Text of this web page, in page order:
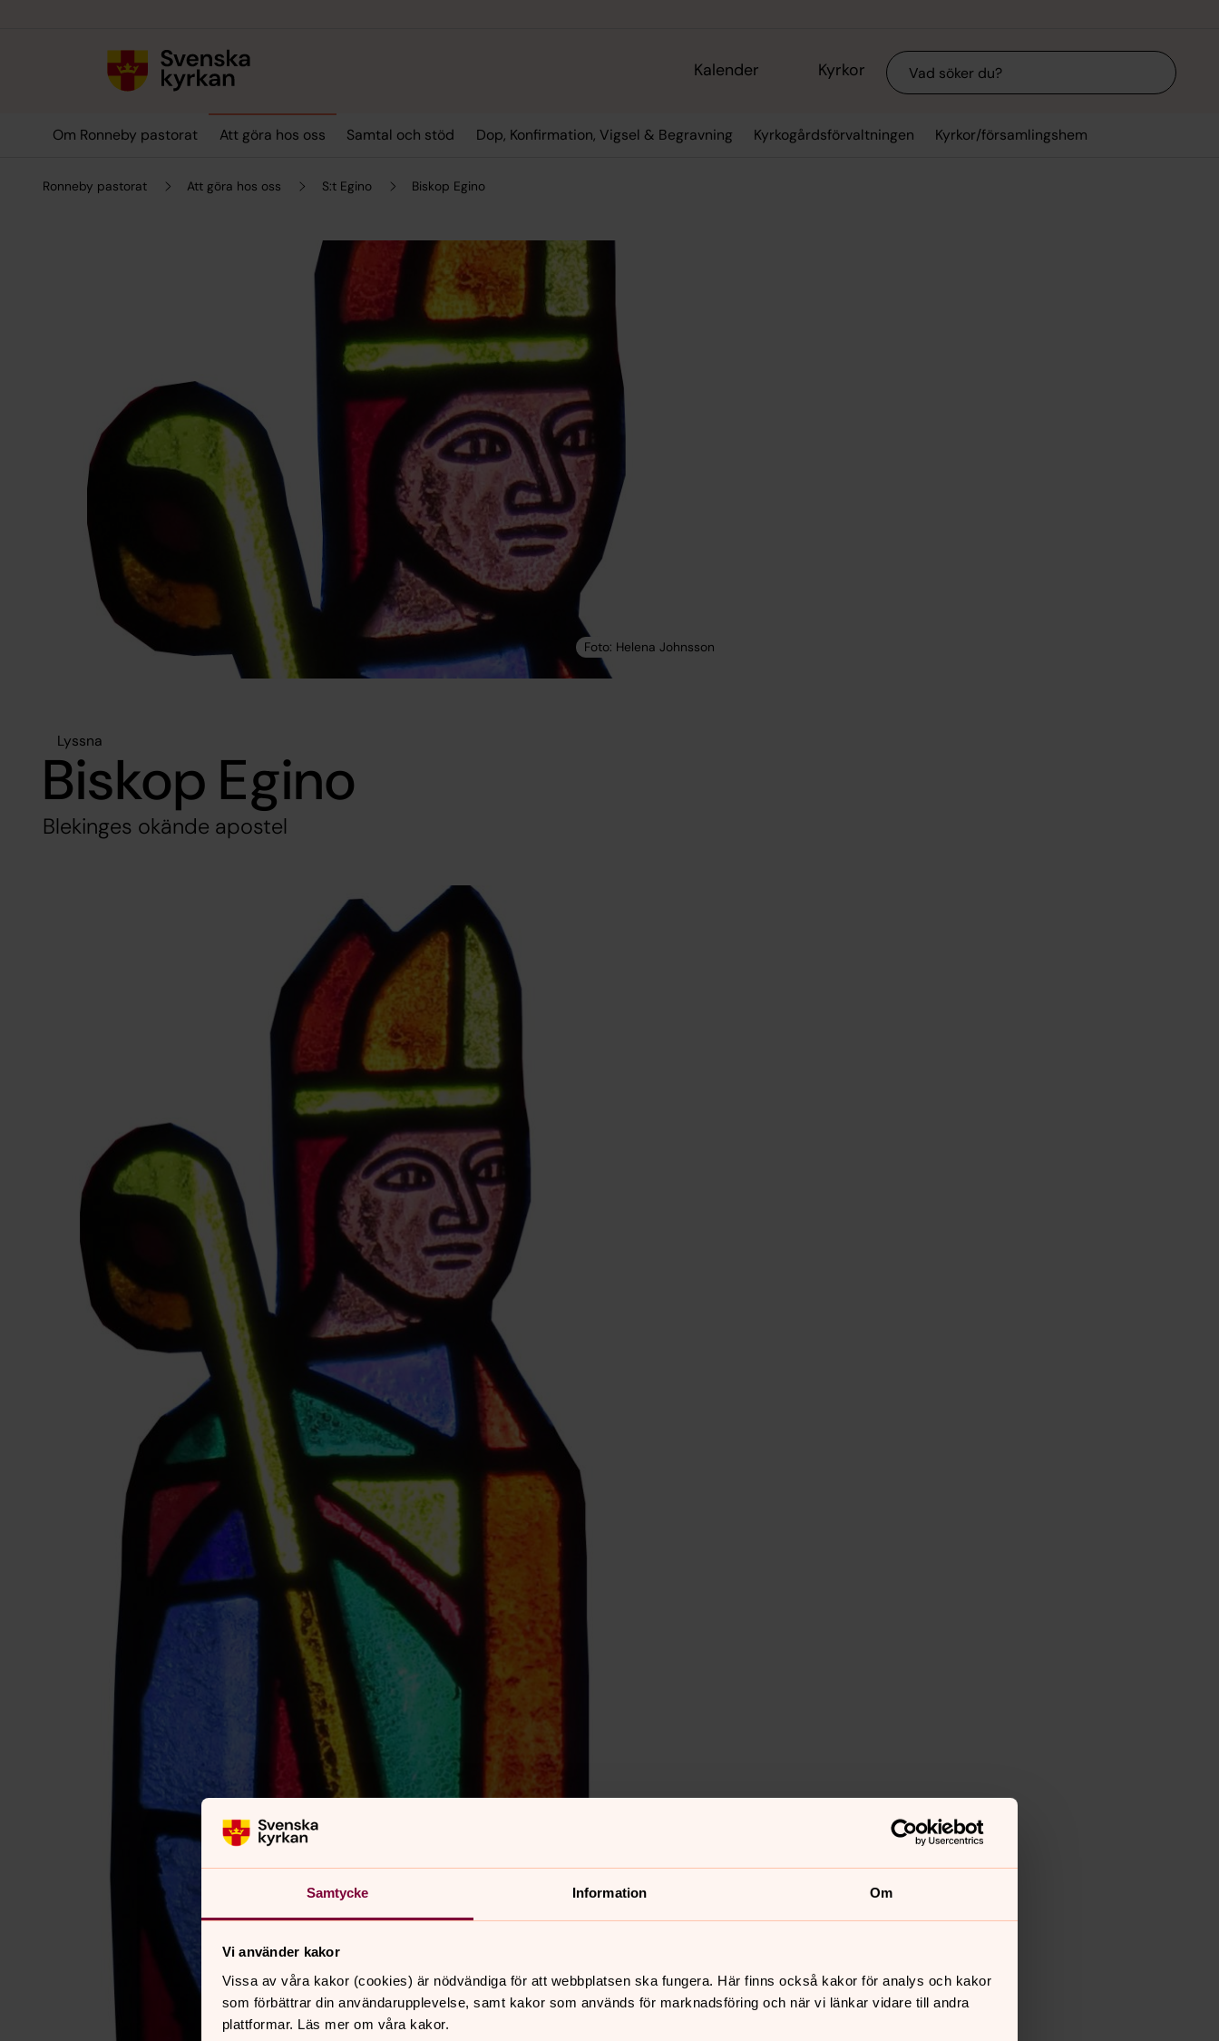
Samtycke Information Om
Vi använder kakor
Vissa av våra kakor (cookies) är nödvändiga för att webbplatsen ska fungera. Här finns också kakor för analys och kakor
som förbättrar din användarupplevelse, samt kakor som används för marknadsföring och när vi länkar vidare till andra
plattformar. Läs mer om våra kakor.
Kalender Kyrkor Sök
Om Ronneby pastorat Att göra hos oss Samtal och stöd Dop, Konfirmation, Vigsel & Begravning Kyrkogårdsförvaltningen Kyrkor/församlingshem
Ronneby pastorat Att göra hos oss S:t Egino Biskop Egino
Lyssna
Biskop Egino
Blekinges okände apostel